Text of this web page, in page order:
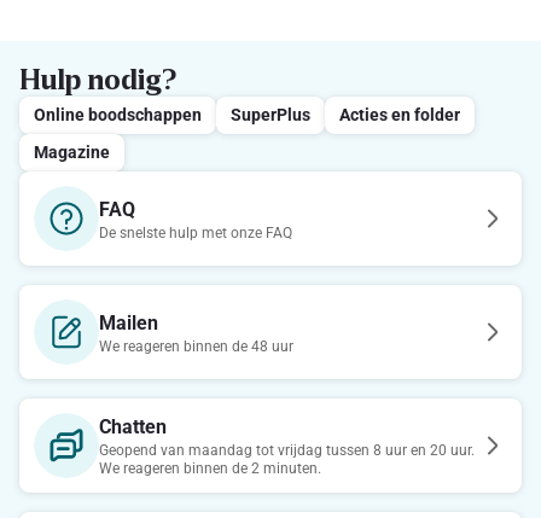
Hulp nodig?
Online boodschappen SuperPlus
Acties en folder
Magazine
FAQ
De snelste hulp met onze FAQ
Mailen
We reageren binnen de 48 uur
Chatten
Geopend van maandag tot vrijdag tussen 8 uur en 20 uur.
We reageren binnen de 2 minuten.